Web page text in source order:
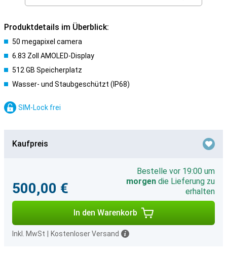
Produktdetails im Überblick:
50 megapixel camera
6.83 Zoll AMOLED-Display
512 GB Speicherplatz
Wasser- und Staubgeschützt (IP68)
SIM-Lock frei
Kaufpreis
500,00 €
Bestelle vor 19:00 um
morgen die Lieferung zu
erhalten
In den Warenkorb
Inkl. MwSt Kostenloser Versand